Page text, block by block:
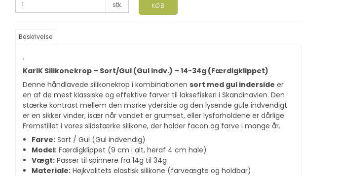
stk. KØB
Beskrivelse
.
KarlK Silikonekrop – Sort/Gul (Gul indv.) – 14-34g (Færdigklippet)
Denne håndlavede silikonekrop i kombinationen sort med gul inderside er
en af de mest klassiske og effektive farver til laksefiskeri i Skandinavien. Den
stærke kontrast mellem den mørke yderside og den lysende gule indvendigt
er en sikker vinder, især når vandet er grumset, eller lysforholdene er dårlige.
Fremstillet i vores slidstærke silikone, der holder facon og farve i mange år.
Farve:Sort / Gul (Gul indvendig)
Model:Færdigklippet (9 cm i alt, heraf 4 cm hale)
Vægt:Passer til spinnere fra 14g til 34g
Materiale:Højkvalitets elastisk silikone (farveægte og holdbar)